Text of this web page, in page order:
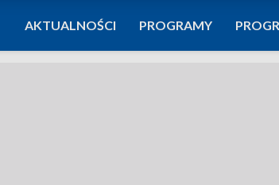
AKTUALNOŚCI PROGRAMY